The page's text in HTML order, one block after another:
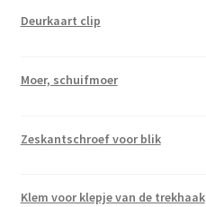
Deurkaart clip
Moer, schuifmoer
Zeskantschroef voor blik
Klem voor klepje van de trekhaak